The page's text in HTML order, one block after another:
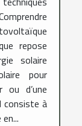
repose
solaire
pour
ou d’une
consiste à